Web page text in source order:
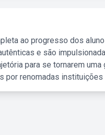
ao progresso dos
e são
para se tornarem
por renomadas